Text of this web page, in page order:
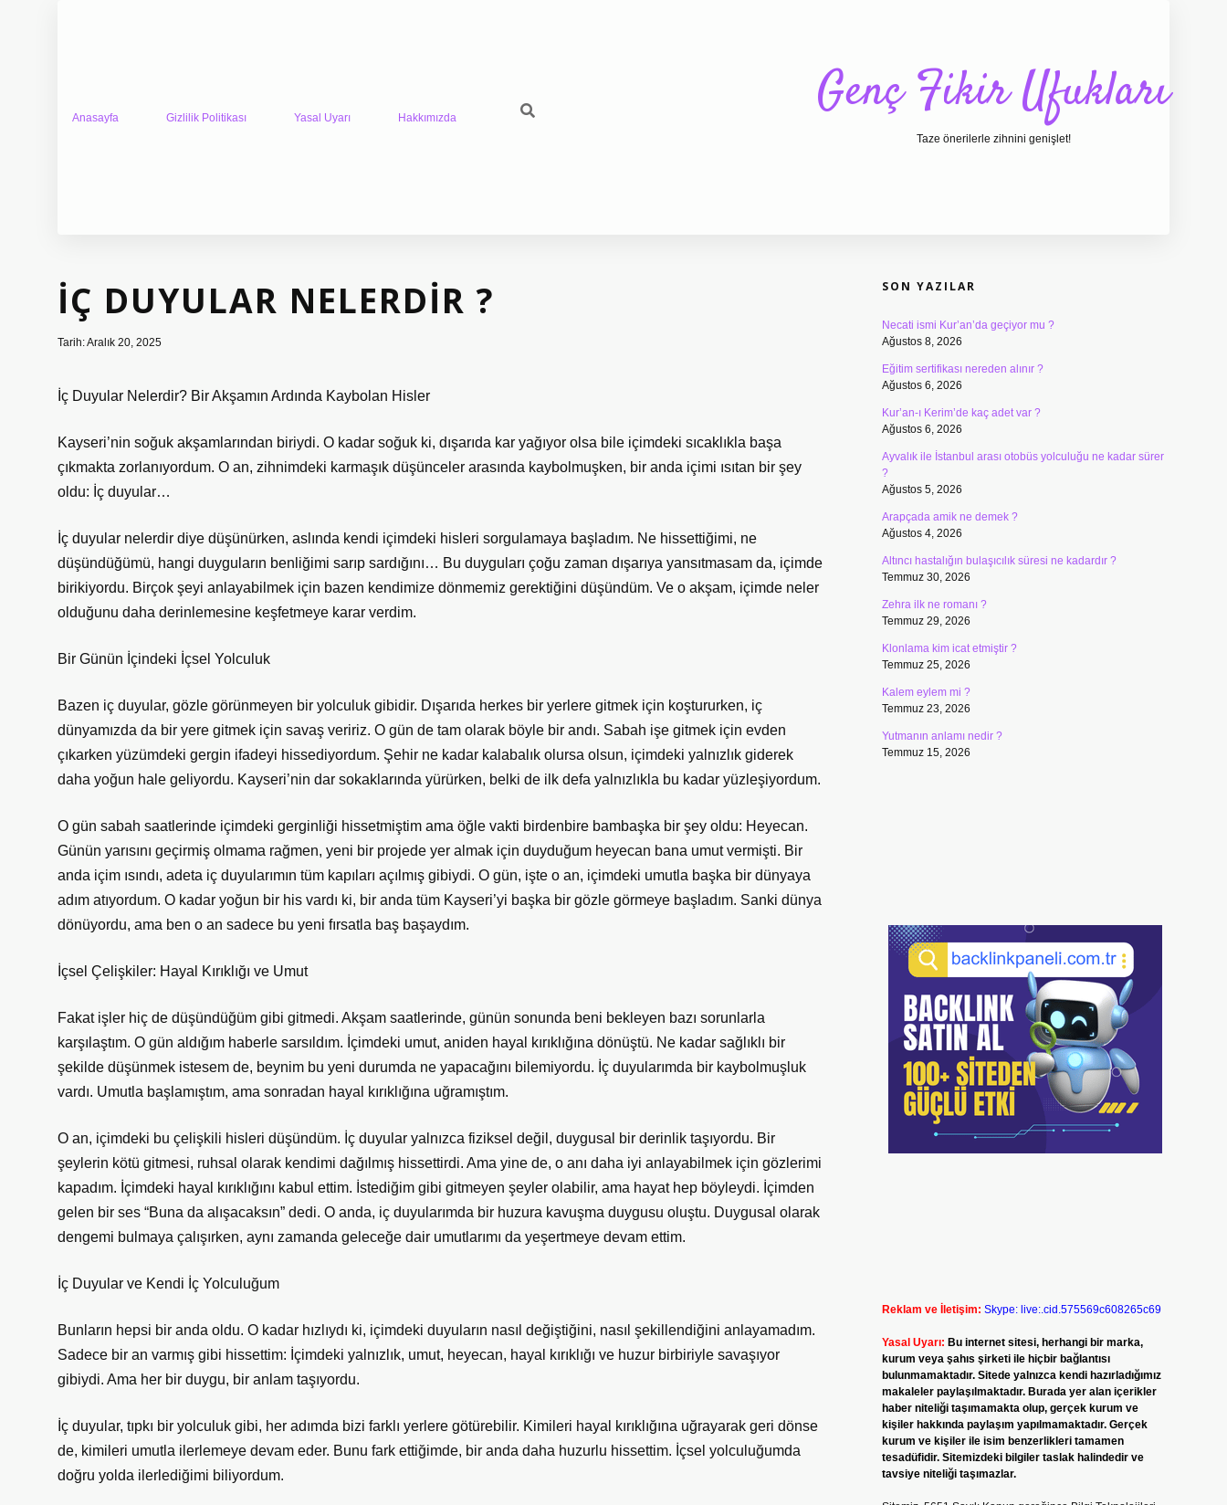
Anasayfa Gizlilik Politikası Yasal Uyarı Hakkımızda Genç Fikir Ufukları
Taze önerilerle zihnini genişlet!
İÇ DUYULAR NELERDIR ?
Tarih: Aralık 20, 2025
İç Duyular Nelerdir? Bir Akşamın Ardında Kaybolan Hisler
Kayseri’nin soğuk akşamlarından biriydi. O kadar soğuk ki, dışarıda kar yağıyor olsa bile içimdeki sıcaklıkla başa
çıkmakta zorlanıyordum. O an, zihnimdeki karmaşık düşünceler arasında kaybolmuşken, bir anda içimi ısıtan bir şey
oldu: İç duyular…
İç duyular nelerdir diye düşünürken, aslında kendi içimdeki hisleri sorgulamaya başladım. Ne hissettiğimi, ne
düşündüğümü, hangi duyguların benliğimi sarıp sardığını… Bu duyguları çoğu zaman dışarıya yansıtmasam da, içimde
birikiyordu. Birçok şeyi anlayabilmek için bazen kendimize dönmemiz gerektiğini düşündüm. Ve o akşam, içimde neler
olduğunu daha derinlemesine keşfetmeye karar verdim.
Bir Günün İçindeki İçsel Yolculuk
Bazen iç duyular, gözle görünmeyen bir yolculuk gibidir. Dışarıda herkes bir yerlere gitmek için koştururken, iç
dünyamızda da bir yere gitmek için savaş veririz. O gün de tam olarak böyle bir andı. Sabah işe gitmek için evden
çıkarken yüzümdeki gergin ifadeyi hissediyordum. Şehir ne kadar kalabalık olursa olsun, içimdeki yalnızlık giderek
daha yoğun hale geliyordu. Kayseri’nin dar sokaklarında yürürken, belki de ilk defa yalnızlıkla bu kadar yüzleşiyordum.
O gün sabah saatlerinde içimdeki gerginliği hissetmiştim ama öğle vakti birdenbire bambaşka bir şey oldu: Heyecan.
Günün yarısını geçirmiş olmama rağmen, yeni bir projede yer almak için duyduğum heyecan bana umut vermişti. Bir
anda içim ısındı, adeta iç duyularımın tüm kapıları açılmış gibiydi. O gün, işte o an, içimdeki umutla başka bir dünyaya
adım atıyordum. O kadar yoğun bir his vardı ki, bir anda tüm Kayseri’yi başka bir gözle görmeye başladım. Sanki dünya
dönüyordu, ama ben o an sadece bu yeni fırsatla baş başaydım.
İçsel Çelişkiler: Hayal Kırıklığı ve Umut
Fakat işler hiç de düşündüğüm gibi gitmedi. Akşam saatlerinde, günün sonunda beni bekleyen bazı sorunlarla
karşılaştım. O gün aldığım haberle sarsıldım. İçimdeki umut, aniden hayal kırıklığına dönüştü. Ne kadar sağlıklı bir
şekilde düşünmek istesem de, beynim bu yeni durumda ne yapacağını bilemiyordu. İç duyularımda bir kaybolmuşluk
vardı. Umutla başlamıştım, ama sonradan hayal kırıklığına uğramıştım.
O an, içimdeki bu çelişkili hisleri düşündüm. İç duyular yalnızca fiziksel değil, duygusal bir derinlik taşıyordu. Bir
şeylerin kötü gitmesi, ruhsal olarak kendimi dağılmış hissettirdi. Ama yine de, o anı daha iyi anlayabilmek için gözlerimi
kapadım. İçimdeki hayal kırıklığını kabul ettim. İstediğim gibi gitmeyen şeyler olabilir, ama hayat hep böyleydi. İçimden
gelen bir ses “Buna da alışacaksın” dedi. O anda, iç duyularımda bir huzura kavuşma duygusu oluştu. Duygusal olarak
dengemi bulmaya çalışırken, aynı zamanda geleceğe dair umutlarımı da yeşertmeye devam ettim.
İç Duyular ve Kendi İç Yolculuğum
Bunların hepsi bir anda oldu. O kadar hızlıydı ki, içimdeki duyuların nasıl değiştiğini, nasıl şekillendiğini anlayamadım.
Sadece bir an varmış gibi hissettim: İçimdeki yalnızlık, umut, heyecan, hayal kırıklığı ve huzur birbiriyle savaşıyor
gibiydi. Ama her bir duygu, bir anlam taşıyordu.
İç duyular, tıpkı bir yolculuk gibi, her adımda bizi farklı yerlere götürebilir. Kimileri hayal kırıklığına uğrayarak geri dönse
de, kimileri umutla ilerlemeye devam eder. Bunu fark ettiğimde, bir anda daha huzurlu hissettim. İçsel yolculuğumda
doğru yolda ilerlediğimi biliyordum.
SON YAZILAR
Necati ismi Kur’an’da geçiyor mu ?
Ağustos 8, 2026
Eğitim sertifikası nereden alınır ?
Ağustos 6, 2026
Kur’an-ı Kerim’de kaç adet var ?
Ağustos 6, 2026
Ayvalık ile İstanbul arası otobüs yolculuğu ne kadar sürer
?
Ağustos 5, 2026
Arapçada amik ne demek ?
Ağustos 4, 2026
Altıncı hastalığın bulaşıcılık süresi ne kadardır ?
Temmuz 30, 2026
Zehra ilk ne romanı ?
Temmuz 29, 2026
Klonlama kim icat etmiştir ?
Temmuz 25, 2026
Kalem eylem mi ?
Temmuz 23, 2026
Yutmanın anlamı nedir ?
Temmuz 15, 2026
Reklam ve İletişim: Skype: live:.cid.575569c608265c69
Yasal Uyarı: Bu internet sitesi, herhangi bir marka,
kurum veya şahıs şirketi ile hiçbir bağlantısı
bulunmamaktadır. Sitede yalnızca kendi hazırladığımız
makaleler paylaşılmaktadır. Burada yer alan içerikler
haber niteliği taşımamakta olup, gerçek kurum ve
kişiler hakkında paylaşım yapılmamaktadır. Gerçek
kurum ve kişiler ile isim benzerlikleri tamamen
tesadüfidir. Sitemizdeki bilgiler taslak halindedir ve
tavsiye niteliği taşımazlar.